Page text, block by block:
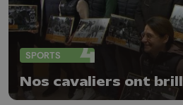
SPORTS
Nos cavaliers ont